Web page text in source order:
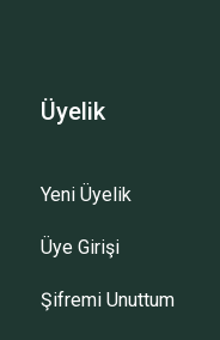
Üyelik
Yeni Üyelik
Üye Girişi
Şifremi Unuttum